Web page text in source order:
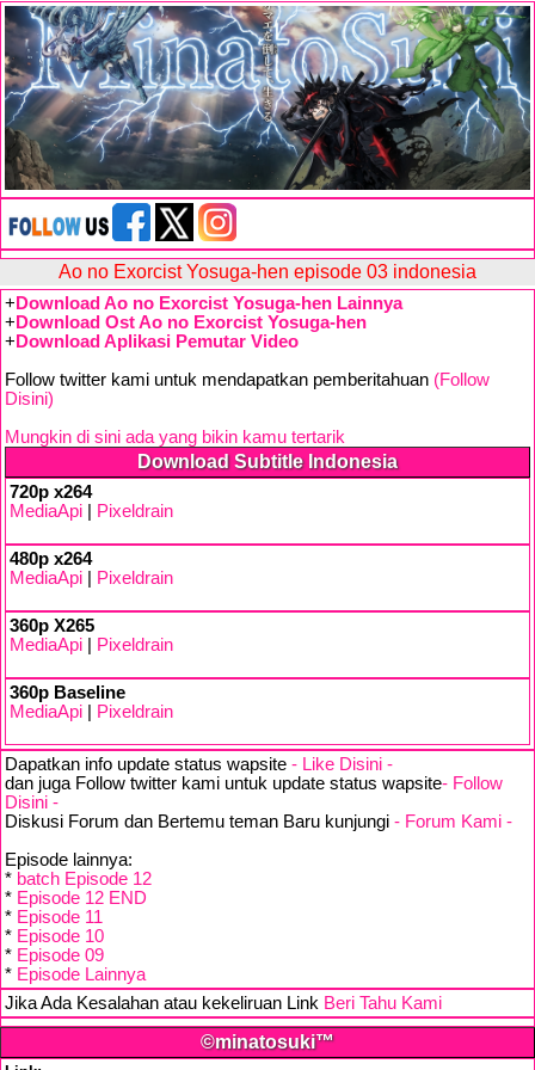
Ao no Exorcist Yosuga-hen episode 03 indonesia
+ Download Ao no Exorcist Yosuga-hen Lainnya
+ Download Ost Ao no Exorcist Yosuga-hen
+ Download Aplikasi Pemutar Video
Follow twitter kami untuk mendapatkan pemberitahuan (Follow
Disini)
Mungkin di sini ada yang bikin kamu tertarik
Download Subtitle Indonesia
720p x264
MediaApi
Pixeldrain
480p x264
MediaApi
Pixeldrain
360p X265
MediaApi
Pixeldrain
360p Baseline
MediaApi
Pixeldrain
Dapatkan info update status wapsite - Like Disini -
dan juga Follow twitter kami untuk update status wapsite- Follow
Disini -
Diskusi Forum dan Bertemu teman Baru kunjungi - Forum Kami -
Episode lainnya:
* batch Episode 12
* Episode 12 END
* Episode 11
* Episode 10
* Episode 09
* Episode Lainnya
Jika Ada Kesalahan atau kekeliruan Link Beri Tahu Kami
©minatosuki™